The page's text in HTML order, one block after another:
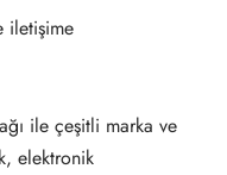
iletişime
ile çeşitli marka ve
elektronik